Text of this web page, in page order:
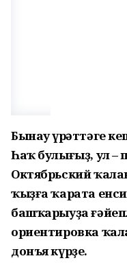
Бынау һүрәттәге
Һаҡ булығыҙ, ул –
Октябрьский
ҡыҙға ҡарата
башҡарыуҙа
ориентировка
донъя күрҙе.